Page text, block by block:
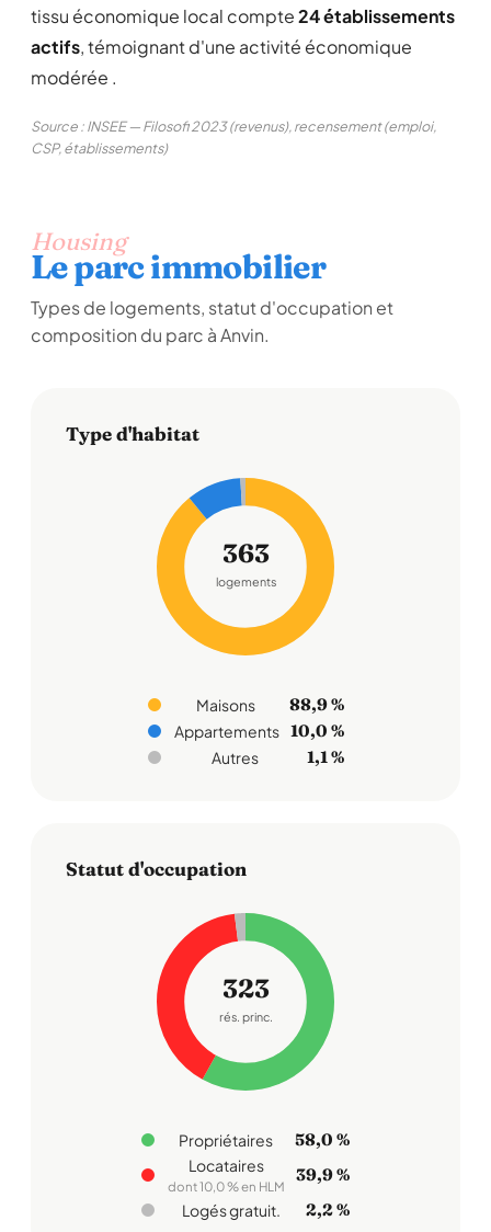
tissu économique local compte24 établissements
actifs, témoignant d'une activité économique
modérée .
Source : INSEE — Filosofi 2023 (revenus), recensement (emploi,
CSP, établissements)
Housing
Le parc immobilier
Types de logements, statut d'occupation et
composition du parc à Anvin.
Type d'habitat
363
logements
Maisons 88,9 %
Appartements 10,0 %
Autres 1,1 %
Statut d'occupation
323
rés. princ.
Propriétaires 58,0 %
Locataires
dont 10,0 % en HLM
39,9 %
Logés gratuit. 2,2 %